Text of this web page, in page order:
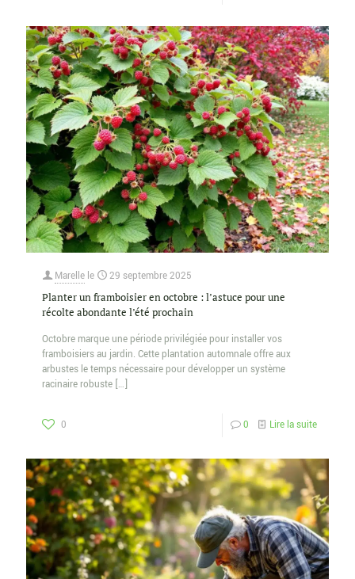
Marelle le 29 septembre 2025
Planter un framboisier en octobre : l’astuce pour une
récolte abondante l’été prochain
Octobre marque une période privilégiée pour installer vos
framboisiers au jardin. Cette plantation automnale offre aux
arbustes le temps nécessaire pour développer un système
racinaire robuste […]
0 0 Lire la suite